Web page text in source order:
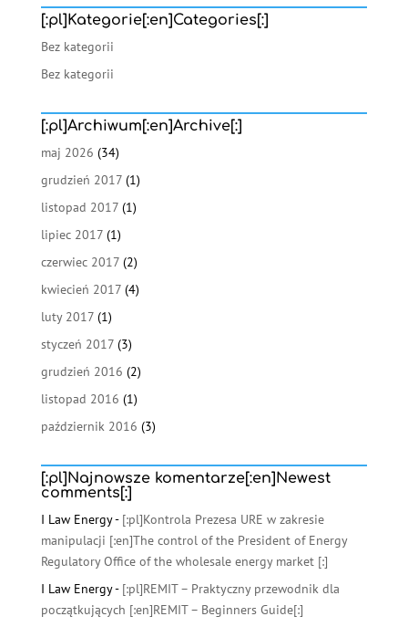
[:pl]Kategorie[:en]Categories[:]
Bez kategorii
Bez kategorii
[:pl]Archiwum[:en]Archive[:]
maj 2026 (34)
grudzień 2017(1)
listopad 2017(1)
lipiec 2017(1)
czerwiec 2017(2)
kwiecień 2017(4)
luty 2017(1)
styczeń 2017(3)
grudzień 2016 (2)
listopad 2016 (1)
październik 2016 (3)
[:pl]Najnowsze komentarze[:en]Newest
comments[:]
I Law Energy- [:pl]Kontrola Prezesa URE w zakresie
manipulacji [:en]The control of the President of Energy
Regulatory Office of the wholesale energy market [:]
I Law Energy- [:pl]REMIT – Praktyczny przewodnik dla
początkujących [:en]REMIT – Beginners Guide[:]